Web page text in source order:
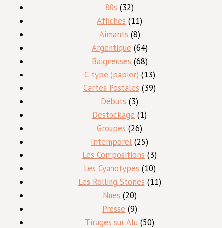
produits
80s 3232
produits
Affiches 1111
produits
Aimants 88
produits
Argentique 6464
produits
Baigneuses 6868
produits
C-type (papier) 1313
produits
Cartes Postales 3939
Débuts 33
produits
Destockage 11
Groupes 2626
produits
Intemporel 2525
produits
Les Compositions 33
produits
Les Cyanotypes 1010
produits
Les Rolling Stones 1111
Nues 2020
produits
Presse 99
produits
Tirages sur Alu 5050